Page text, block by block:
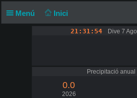
Menú Inici
21:31:54 Dive 7
Precipitació anual
0.0
2026